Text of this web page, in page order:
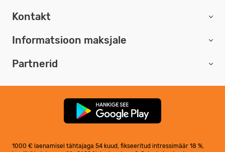
Kontakt
Informatsioon maksjale
Partnerid
1000 € laenamisel tähtajaga 54 kuud, fikseeritud intressimäär 18 %,